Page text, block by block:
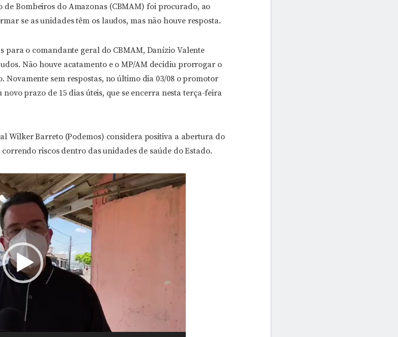
de Bombeiros do Amazonas (CBMAM) foi procurado, ao
se as unidades têm os laudos, mas não houve resposta.
para o comandante geral do CBMAM, Danízio Valente
Não houve acatamento e o MP/AM decidiu prorrogar o
Novamente sem respostas, no último dia 03/08 o promotor
prazo de 15 dias úteis, que se encerra nesta terça-feira
Wilker Barreto (Podemos) considera positiva a abertura do
riscos dentro das unidades de saúde do Estado.